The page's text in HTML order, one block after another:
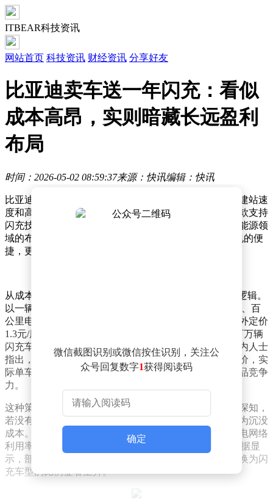
ITBEAR科技资讯
网站首页 科技资讯 财经资讯 分享好友
比亚迪卖车送一年闪充：看似
成本高昂，实则暗藏长远盈利
布局
时间：2026-05-02 08:59:37来源：快讯编辑：快讯
比亚迪近期推出的闪充服务引发了广泛关注，其惊人的建站速
度和高效的充电能力成为行业焦点。短短两个月内，多款支持
闪充技术的新车型密集上市，进一步展现了比亚迪在新能源领
域的布局野心。这项服务不仅让用户体验到9分钟充满电的便
捷，更以“购车即享一年免费闪充”的权益引发市场热议。
从成本角度分析，这项看似“慷慨”的福利实则暗藏商业逻辑。
以一辆配备70度电池的车型为例，按年均行驶1.5万公里、百
公里电耗14度计算，年充电量约2100度。若按闪充站对外定价
1.3元/度计算，单辆车每年需承担2730元成本。若年内百万辆
闪充车型全部依赖该服务，总成本将突破27亿元。但业内人士
指出，比亚迪向电网采购电力的实际价格远低于公开定价，实
际单车成本可能不足千元，相当于通过补贴形式提升产品竞争
力。
这种策略本质上是基建与整车销售的协同作战。比亚迪深知，
若没有足够数量的车辆使用，大规模建设的闪充站将沦为沉没
成本。通过购车赠送充电权益的方式，既能快速提升充电网络
利用率，又能形成“充电体验-车辆销售”的良性循环。数据显
示，部分非闪充车型车主在体验过高速充电后，选择置换为闪
充车型的比例显著上升。
微信截图识别或微信按住识别，关注公
众号回复数字1获得阅读码
确定